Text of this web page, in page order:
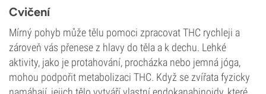
Cvičení
Mírný pohyb může tělu pomoci zpracovat THC rychleji a
zároveň vás přenese z hlavy do těla a k dechu. Lehké
aktivity, jako je protahování, procházka nebo jemná jóga,
mohou podpořit metabolizaci THC. Když se zvířata fyzicky